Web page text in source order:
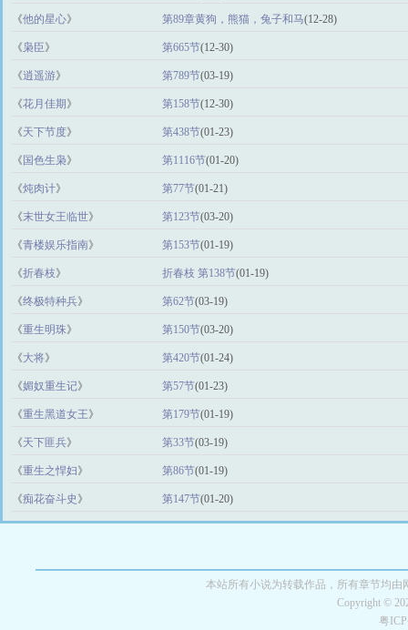
《他的星心》 第89章黄狗，熊猫，兔子和马(12-28)
《枭臣》 第665节(12-30)
《逍遥游》 第789节(03-19)
《花月佳期 》 第158节(12-30)
《天下节度》 第438节(01-23)
《 国色生枭》 第1116节(01-20)
《炖肉计》 第77节(01-21)
《末世女王临世》 第123节(03-20)
《青楼娱乐指南》 第153节(01-19)
《折春枝》 折春枝 第138节(01-19)
《终极特种兵》 第62节(03-19)
《重生明珠》 第150节(03-20)
《大将》 第420节(01-24)
《媚奴重生记》 第57节(01-23)
《重生黑道女王》 第179节(01-19)
《天下匪兵》 第33节(03-19)
《重生之悍妇》 第86节(01-19)
《痴花奋斗史 》 第147节(01-20)
本站所有小说为转载作品，所有章节均
Copyright ©
粤